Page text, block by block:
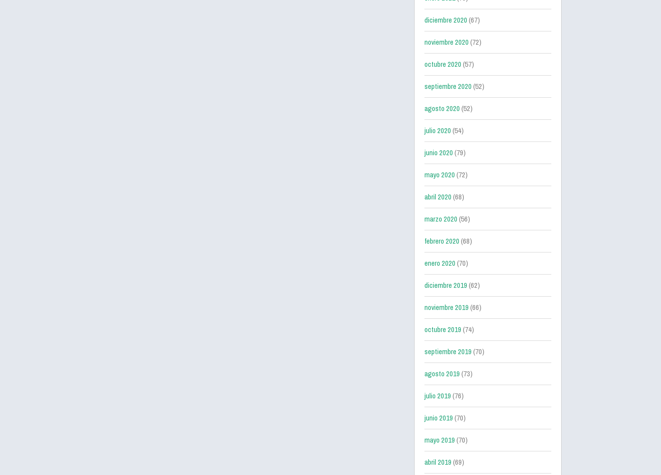
diciembre 2020(67)
noviembre 2020(72)
octubre 2020(57)
septiembre 2020(52)
agosto 2020(52)
julio 2020(54)
junio 2020(79)
mayo 2020(72)
abril 2020(68)
marzo 2020(56)
febrero 2020(68)
enero 2020(70)
diciembre 2019(62)
noviembre 2019(66)
octubre 2019(74)
septiembre 2019(70)
agosto 2019(73)
julio 2019(76)
junio 2019(70)
mayo 2019(70)
abril 2019(69)